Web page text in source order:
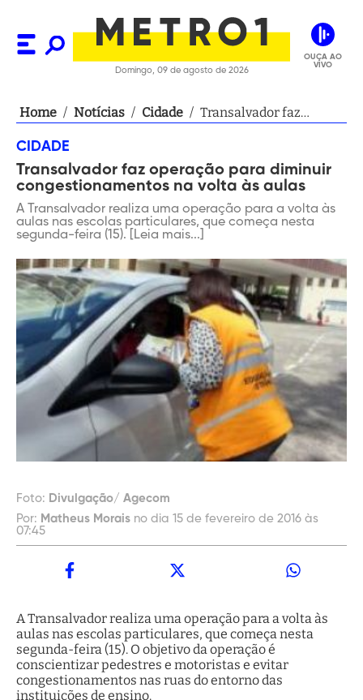
Domingo, 09 de agosto de 2026
OUÇA AO
VIVO
Home / Notícias / Cidade / Transalvador faz
volta às aulas
CIDADE
Transalvador faz operação para diminuir
congestionamentos na volta às aulas
A Transalvador realiza uma operação para a volta às
aulas nas escolas particulares, que começa nesta
segunda-feira (15). [Leia mais...]
Foto: Divulgação/ Agecom
Por: Matheus Morais no dia 15 de fevereiro de 2016 às
07:45
A Transalvador realiza uma operação para a volta às
aulas nas escolas particulares, que começa nesta
segunda-feira (15). O objetivo da operação é
conscientizar pedestres e motoristas e evitar
congestionamentos nas ruas do entorno das
instituições de ensino.